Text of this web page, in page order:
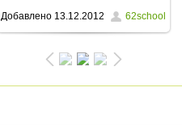
Добавлено13.12.2012 62school